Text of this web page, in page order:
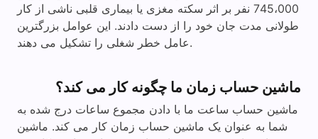
745،000 نفر بر اثر سکته مغزی یا بیماری قلبی ناشی از کار
طولانی مدت جان خود را از دست دادند. این عوامل بزرگترین
عامل خطر شغلی را تشکیل می دهند.
ماشین حساب زمان ما چگونه کار می کند؟
ماشین حساب ساعت ما با دادن مجموع ساعات درج شده به
شما به عنوان یک ماشین حساب زمان کار می کند. ماشین